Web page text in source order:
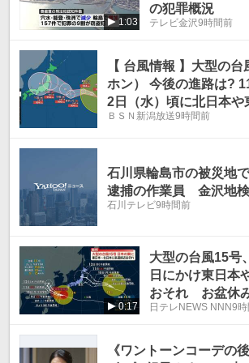
1:03
の犯罪概況
テレビ金沢9時間前
【 台風情報 】大型の
ホン） 今後の進路は?
2日（水）頃に北日本や
づく可能性【今後の進
ＢＳＮ新潟放送9時間前
石川県輪島市の被災地
逮捕の作業員 金沢地
石川テレビ9時間前
0:17
大型の台風15号
日にかけ東日本
おそれ お盆休
必要
日テレNEWS NNN9
《ワントーンコーデの